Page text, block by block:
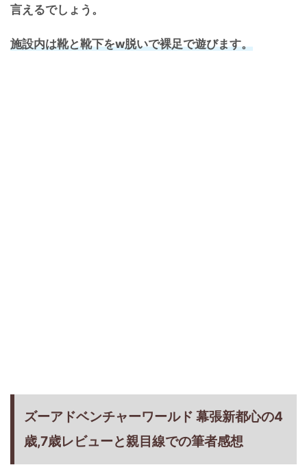
言えるでしょう。
施設内は靴と靴下をw脱いで裸足で遊びます。
ズーアドベンチャーワールド 幕張新都心の4
歳,7歳レビューと親目線での筆者感想